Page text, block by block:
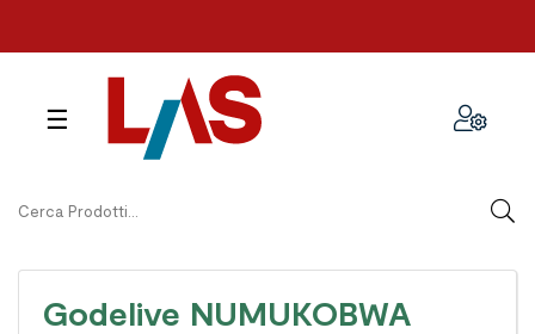
navigazione
☰
Godelive NUMUKOBWA